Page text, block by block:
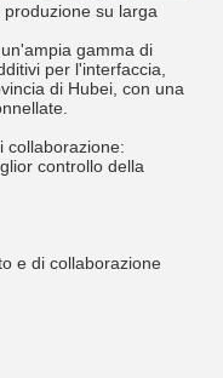
su larga
gamma di
per l'interfaccia,
di Hubei, con una
collaborazione:
controllo della
e di collaborazione